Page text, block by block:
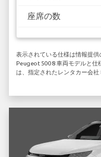
座席の数
表示されている仕様は情報提
Peugeot 5008 車両モデルと仕
は、指定されたレンタカー会